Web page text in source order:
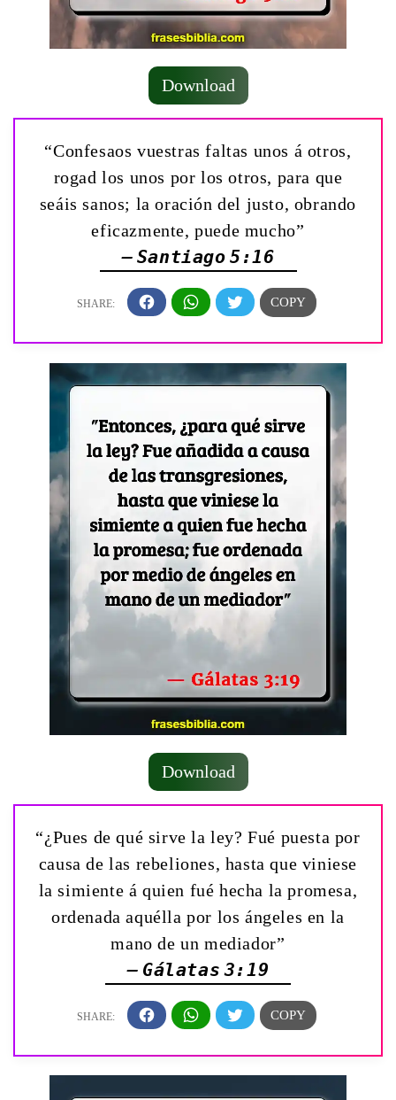
Download
“Confesaos vuestras faltas unos á otros,
rogad los unos por los otros, para que
seáis sanos; la oración del justo, obrando
eficazmente, puede mucho”
— Santiago 5:16
Download
“¿Pues de qué sirve la ley? Fué puesta por
causa de las rebeliones, hasta que viniese
la simiente á quien fué hecha la promesa,
ordenada aquélla por los ángeles en la
mano de un mediador”
— Gálatas 3:19